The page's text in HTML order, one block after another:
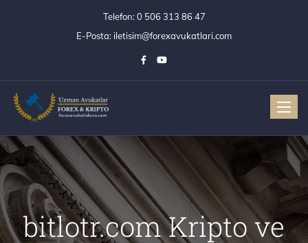
Telefon:0 506 313 86 47
E-Posta: iletisim@forexavukatlari.com
bitlotr.com Kripto ve